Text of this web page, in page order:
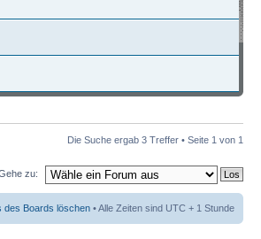
Die Suche ergab 3 Treffer • Seite 1 von 1
zu:
des Boards löschen • Alle Zeiten sind UTC + 1 Stunde